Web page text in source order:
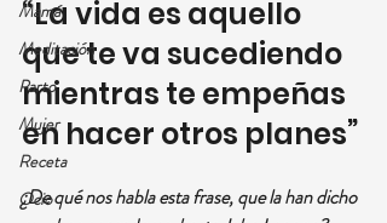
Mamá
Meditación
Parto
Mujer
Receta
Ocio
“La vida es aquello
que te va sucediendo
mientras te empeñas
en hacer otros planes”
¿De qué nos habla esta frase, que la han dicho